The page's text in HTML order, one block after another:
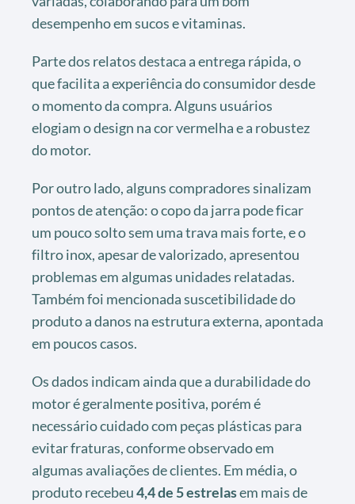
desempenho em sucos e vitaminas.
Parte dos relatos destaca a entrega rápida, o
que facilita a experiência do consumidor desde
o momento da compra. Alguns usuários
elogiam o design na cor vermelha e a robustez
do motor.
Por outro lado, alguns compradores sinalizam
pontos de atenção: o copo da jarra pode ficar
um pouco solto sem uma trava mais forte, e o
filtro inox, apesar de valorizado, apresentou
problemas em algumas unidades relatadas.
Também foi mencionada suscetibilidade do
produto a danos na estrutura externa, apontada
em poucos casos.
Os dados indicam ainda que a durabilidade do
motor é geralmente positiva, porém é
necessário cuidado com peças plásticas para
evitar fraturas, conforme observado em
algumas avaliações de clientes. Em média, o
produto recebeu4,4 de 5 estrelasem mais de